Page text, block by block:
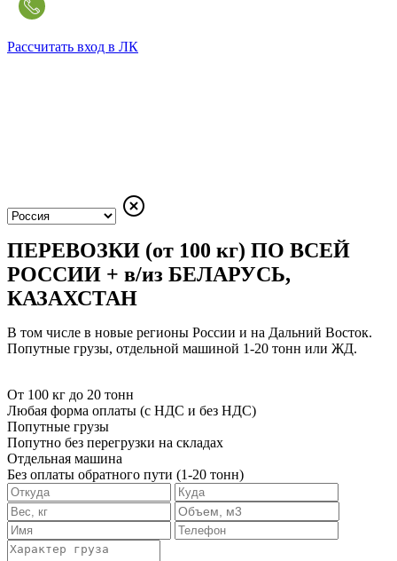
Рассчитать вход в ЛК
ПЕРЕВОЗКИ (от 100 кг) ПО ВСЕЙ
РОССИИ + в/из БЕЛАРУСЬ,
КАЗАХСТАН
В том числе в новые регионы России и на Дальний Восток.
Попутные грузы, отдельной машиной 1-20 тонн или ЖД.
От 100 кг до 20 тонн
Любая форма оплаты (с НДС и без НДС)
Попутные грузы
Попутно без перегрузки на складах
Отдельная машина
Без оплаты обратного пути (1-20 тонн)